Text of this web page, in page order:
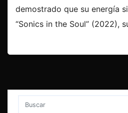
demostrado que su energía
“Sonics in the Soul” (2022),